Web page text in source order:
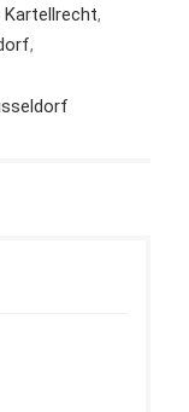
Kartellrecht,
,